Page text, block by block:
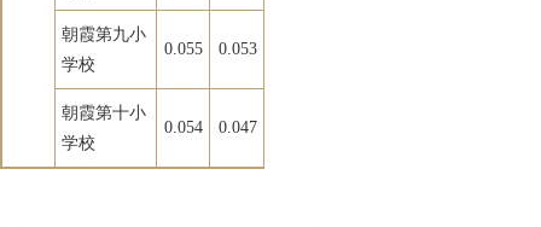
朝霞第九小
学校
0.055 0.053
朝霞第十小
学校
0.054 0.047